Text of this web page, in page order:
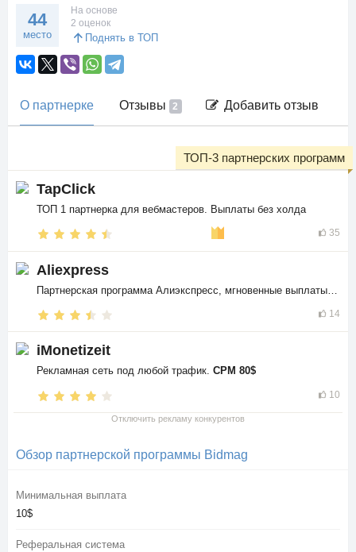
44
место
На основе
2 оценок
Поднять в ТОП
О партнерке Отзывы 2 Добавить отзыв
TapClick
ТОП 1 партнерка для вебмастеров. Выплаты без холда
35
ТОП-3 партнерских программ
Aliexpress
14
iMonetizeit
Рекламная сеть под любой трафик. CPM 80$
10
Отключить рекламу конкурентов
Обзор партнерской программы Bidmag
Минимальная выплата
10$
Реферальная система